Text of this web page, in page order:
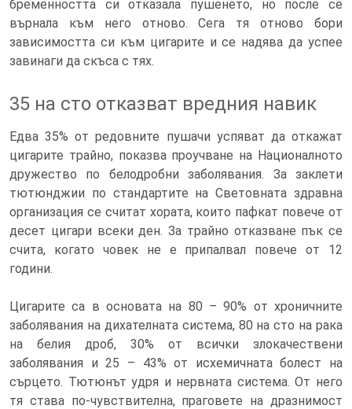
бременността си отказала пушенето, но после се
върнала към него отново. Сега тя отново бори
зависимостта си към цигарите и се надява да успее
завинаги да скъса с тях.
35 на сто отказват вредния навик
Едва 35% от редовните пушачи успяват да откажат
цигарите трайно, показва проучване на Националното
дружество по белодробни заболявания. За заклети
тютюнджии по стандартите на Световната здравна
организация се считат хората, които пафкат повече от
десет цигари всеки ден. За трайно отказване пък се
счита, когато човек не е припалвал повече от 12
години.
Цигарите са в основата на 80 – 90% от хроничните
заболявания на дихателната система, 80 на сто на рака
на белия дроб, 30% от всички злокачествени
заболявания и 25 – 43% от исхемичната болест на
сърцето. Тютюнът удря и нервната система. От него
тя става по-чувствителна, праговете на дразнимост